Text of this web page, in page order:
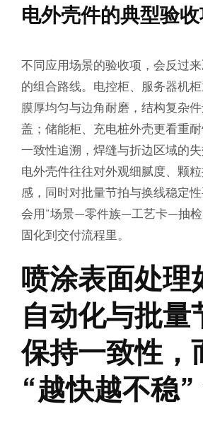
电外壳件的典型验
不同应用场景的验收项，会反过
的组合路线。电控柜、服务器机柜
膜厚均匀与边角耐磨，结构复杂
盖；储能柜、充电桩外壳更看重
一致性追溯，焊缝与折边区域的
电外壳件往往对外观细腻度、颗
感，同时对批量节拍与换线稳定
会用“场景—零件族—工艺卡—抽检
固化到交付流程里。
喷涂表面处理
自动化与批量
保持一致性，
“越快越不稳”